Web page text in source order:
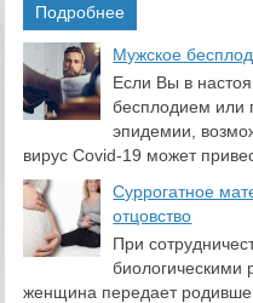
Подробнее
​Мужское
Если Вы в
бесплодием или
эпидемии,
вирус Covid-19 может
Суррогатное
отцовство
При
биологическими
женщина передает